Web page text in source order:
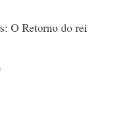
O Retorno do rei